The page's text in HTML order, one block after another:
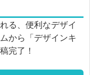
る、便利なデザイ
から「デザインキ
完了！